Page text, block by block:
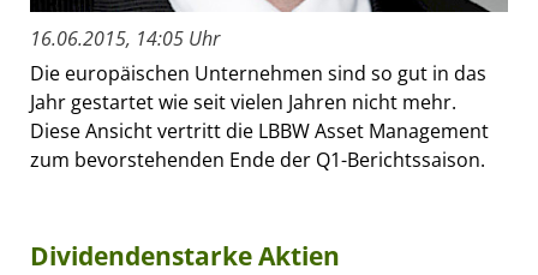
16.06.2015, 14:05 Uhr
Die europäischen Unternehmen sind so gut in das
Jahr gestartet wie seit vielen Jahren nicht mehr.
Diese Ansicht vertritt die LBBW Asset Management
zum bevorstehenden Ende der Q1-Berichtssaison.
Dividendenstarke Aktien